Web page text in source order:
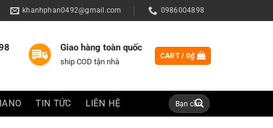
khanhphan0492@gmail.com 0986004898
Giao hàng toàn quốc
ship COD tận nhà
CART / 0₫
TIN TỨC LIÊN HỆ
Search
for: